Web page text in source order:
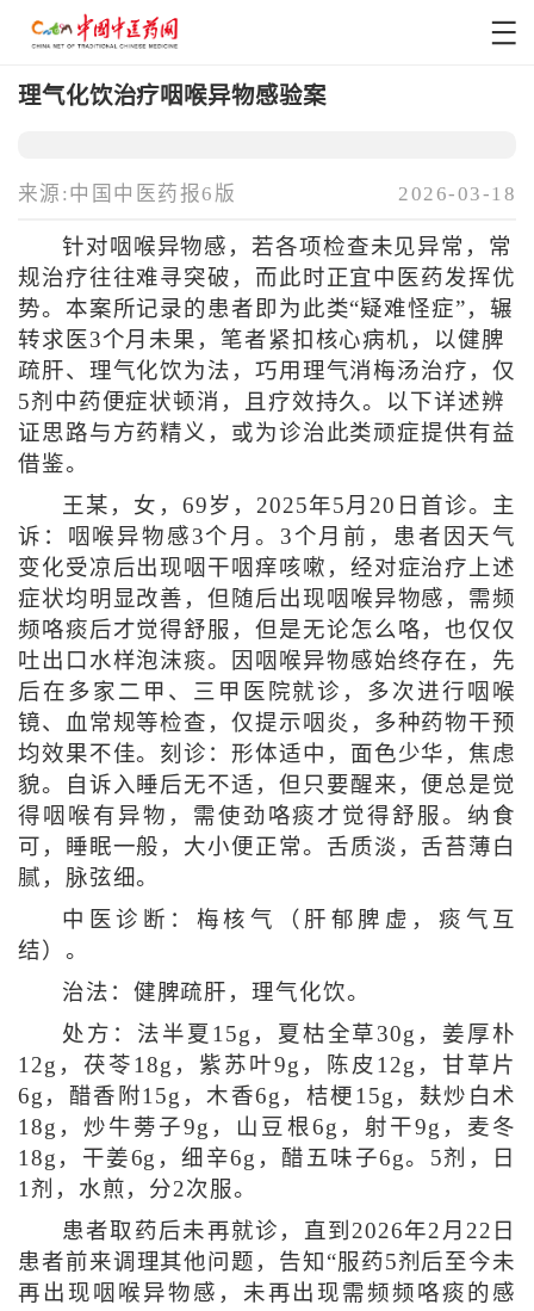
理气化饮治疗咽喉异物感验案
来源:中国中医药报6版 2026-03-18
针对咽喉异物感，若各项检查未见异常，常
规治疗往往难寻突破，而此时正宜中医药发挥优
势。本案所记录的患者即为此类“疑难怪症”，辗
转求医3个月未果，笔者紧扣核心病机，以健脾
疏肝、理气化饮为法，巧用理气消梅汤治疗，仅
5剂中药便症状顿消，且疗效持久。以下详述辨
证思路与方药精义，或为诊治此类顽症提供有益
借鉴。
王某，女，69岁，2025年5月20日首诊。主
诉：咽喉异物感3个月。3个月前，患者因天气
变化受凉后出现咽干咽痒咳嗽，经对症治疗上述
症状均明显改善，但随后出现咽喉异物感，需频
频咯痰后才觉得舒服，但是无论怎么咯，也仅仅
吐出口水样泡沫痰。因咽喉异物感始终存在，先
后在多家二甲、三甲医院就诊，多次进行咽喉
镜、血常规等检查，仅提示咽炎，多种药物干预
均效果不佳。刻诊：形体适中，面色少华，焦虑
貌。自诉入睡后无不适，但只要醒来，便总是觉
得咽喉有异物，需使劲咯痰才觉得舒服。纳食
可，睡眠一般，大小便正常。舌质淡，舌苔薄白
腻，脉弦细。
中医诊断：梅核气（肝郁脾虚，痰气互
结）。
治法：健脾疏肝，理气化饮。
处方：法半夏15g，夏枯全草30g，姜厚朴
12g，茯苓18g，紫苏叶9g，陈皮12g，甘草片
6g，醋香附15g，木香6g，桔梗15g，麸炒白术
18g，炒牛蒡子9g，山豆根6g，射干9g，麦冬
18g，干姜6g，细辛6g，醋五味子6g。5剂，日
1剂，水煎，分2次服。
患者取药后未再就诊，直到2026年2月22日
患者前来调理其他问题，告知“服药5剂后至今未
再出现咽喉异物感，未再出现需频频咯痰的感